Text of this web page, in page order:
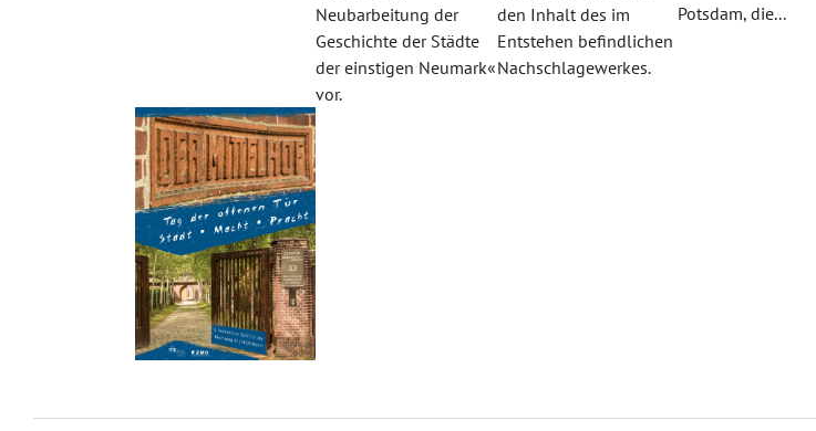
Neubarbeitung der
Geschichte der Städte
der einstigen Neumark«
vor.
den Inhalt des im
Entstehen befindlichen
Nachschlagewerkes.
Potsdam, die...